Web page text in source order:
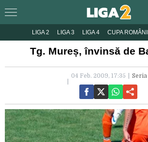
LIGA 2 LIGA 3 LIGA 4 CUPA
Tg. Mureș, învinsă de
04 Feb. 2009, 17:35 Seria